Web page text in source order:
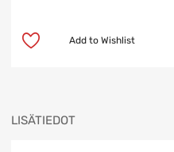
Add to Wishlist
LISÄTIEDOT